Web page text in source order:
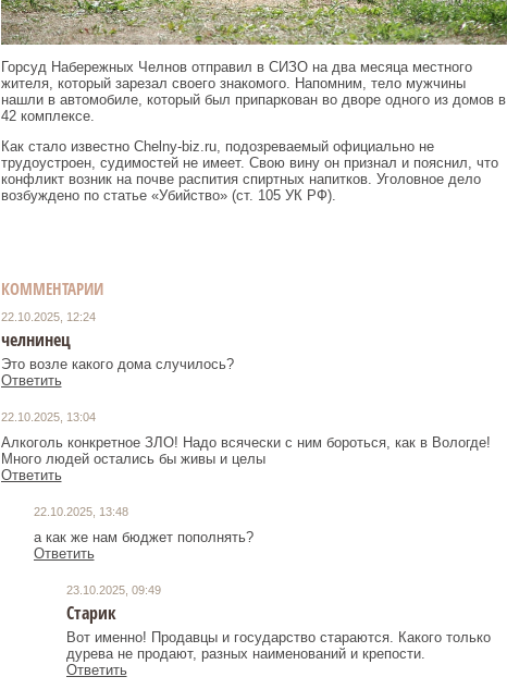
Горсуд Набережных Челнов отправил в СИЗО на два месяца местного
жителя, который зарезал своего знакомого. Напомним, тело мужчины
нашли в автомобиле, который был припаркован во дворе одного из домов в
42 комплексе.
Как стало известно Сhelny-biz.ru, подозреваемый официально не
трудоустроен, судимостей не имеет. Свою вину он признал и пояснил, что
конфликт возник на почве распития спиртных напитков. Уголовное дело
возбуждено по статье «Убийство» (ст. 105 УК РФ).
КОММЕНТАРИИ
22.10.2025, 12:24
челнинец
Это возле какого дома случилось?
Ответить
22.10.2025, 13:04
Алкоголь конкретное ЗЛО! Надо всячески с ним бороться, как в Вологде!
Много людей остались бы живы и целы
Ответить
22.10.2025, 13:48
а как же нам бюджет пополнять?
Ответить
23.10.2025, 09:49
Старик
Вот именно! Продавцы и государство стараются. Какого только
дурева не продают, разных наименований и крепости.
Ответить